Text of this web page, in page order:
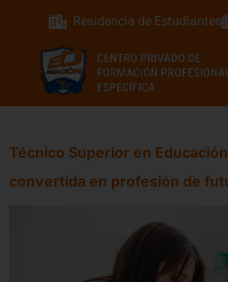
Residencia de Estudiantes
Técnico Superior en
convertida en profesión de